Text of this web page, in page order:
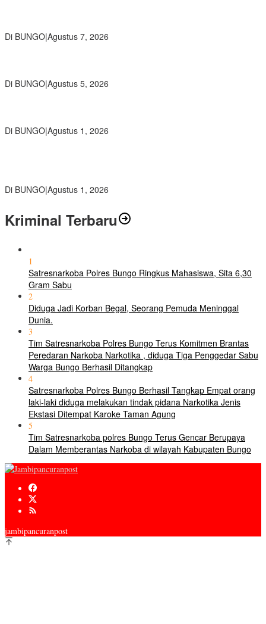
Di BUNGO|Agustus 7, 2026
Di BUNGO|Agustus 5, 2026
Di BUNGO|Agustus 1, 2026
Di BUNGO|Agustus 1, 2026
Kriminal Terbaru
1
Satresnarkoba Polres Bungo Ringkus Mahasiswa, Sita 6,30
Gram Sabu
2
Diduga Jadi Korban Begal, Seorang Pemuda Meninggal
Dunia.
3
Tim Satresnarkoba Polres Bungo Terus Komitmen Brantas
Peredaran Narkoba Narkotika , diduga Tiga Penggedar Sabu
Warga Bungo Berhasil Ditangkap
4
Satresnarkoba Polres Bungo Berhasil Tangkap Empat orang
laki-laki diduga melakukan tindak pidana Narkotika Jenis
Ekstasi Ditempat Karoke Taman Agung
5
Tim Satresnarkoba polres Bungo Terus Gencar Berupaya
Dalam Memberantas Narkoba di wilayah Kabupaten Bungo
jambipancuranpost